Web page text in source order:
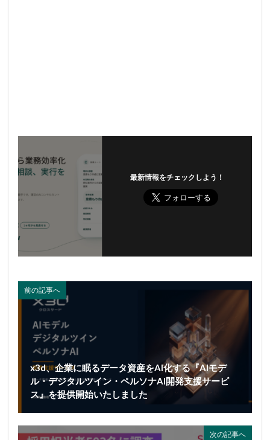
最新情報をチェックしよう！
前の記事へ
x3d、企業に眠るデータ資産をAI化する『AIモデ
ル・デジタルツイン・ペルソナAI開発支援サービ
ス』を提供開始いたしました
次の記事へ